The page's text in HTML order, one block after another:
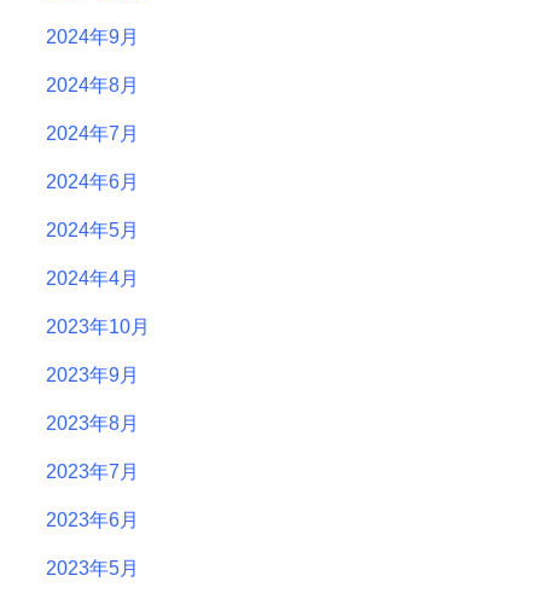
2024年9月
2024年8月
2024年7月
2024年6月
2024年5月
2024年4月
2023年10月
2023年9月
2023年8月
2023年7月
2023年6月
2023年5月